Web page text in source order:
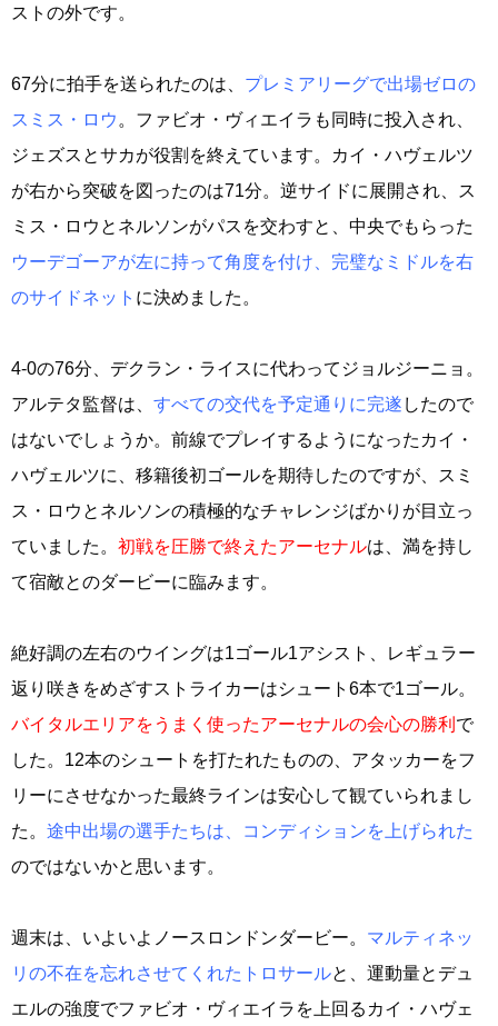
ストの外です。
67分に拍手を送られたのは、 プレミアリーグで出場ゼロの
スミス・ロウ 。ファビオ・ヴィエイラも同時に投入され、
ジェズスとサカが役割を終えています。カイ・ハヴェルツ
が右から突破を図ったのは71分。逆サイドに展開され、ス
ミス・ロウとネルソンがパスを交わすと、中央でもらった
ウーデゴーアが左に持って角度を付け、完璧なミドルを右
のサイドネット に決めました。
4-0の76分、デクラン・ライスに代わってジョルジーニョ。
アルテタ監督は、 すべての交代を予定通りに完遂 したので
はないでしょうか。前線でプレイするようになったカイ・
ハヴェルツに、移籍後初ゴールを期待したのですが、スミ
ス・ロウとネルソンの積極的なチャレンジばかりが目立っ
ていました。 初戦を圧勝で終えたアーセナルは、満を持し
て宿敵とのダービーに臨みます。
絶好調の左右のウイングは1ゴール1アシスト、レギュラー
返り咲きをめざすストライカーはシュート6本で1ゴール。
バイタルエリアをうまく使ったアーセナルの会心の勝利 で
した。12本のシュートを打たれたものの、アタッカーをフ
リーにさせなかった最終ラインは安心して観ていられまし
た。 途中出場の選手たちは、コンディションを上げられた
のではないかと思います。
週末は、いよいよノースロンドンダービー。 マルティネッ
リの不在を忘れさせてくれたトロサールと、運動量とデュ
エルの強度でファビオ・ヴィエイラを上回るカイ・ハヴェ